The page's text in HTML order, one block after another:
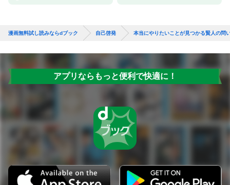
漫画無料試し読みならdブック 自己啓発 本当にやりたいことが見つかる賢人の問
アプリならもっと便利で快適に！